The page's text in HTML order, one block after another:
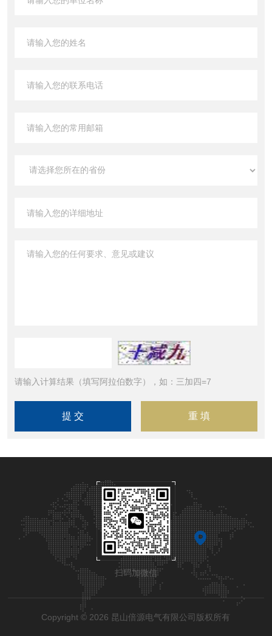
请输入计算结果（填写阿拉伯数字），如：三加四=7
扫码加微信
Copyright © 2026 昆山倍源电气有限公司版权所有